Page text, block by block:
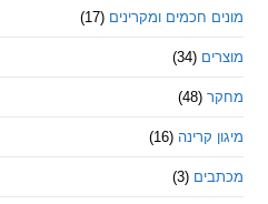
חכמים ומקרינים (17)
(16)